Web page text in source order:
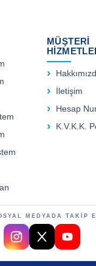
MÜŞTERİ
İletişim
Hesap
K.V.K.K.
MEDYADA TAKİP